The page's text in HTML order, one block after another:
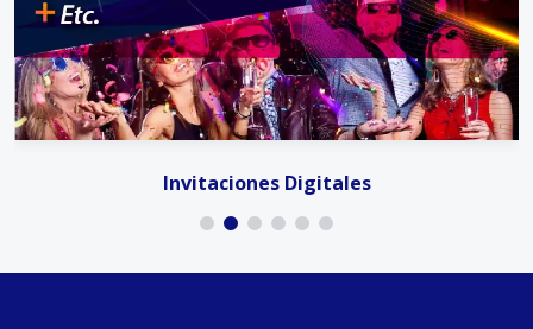
Invitaciones Digitales